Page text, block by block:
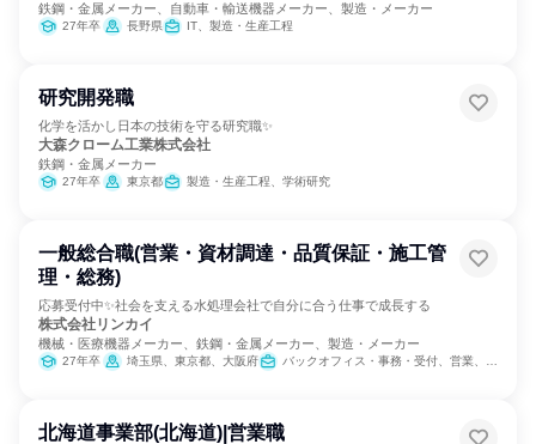
鉄鋼・金属メーカー、自動車・輸送機器メーカー、製造・メーカー
27年卒 長野県 IT、製造・生産工程
研究開発職
化学を活かし日本の技術を守る研究職✨
大森クローム工業株式会社
鉄鋼・金属メーカー
27年卒 東京都 製造・生産工程、学術研究
一般総合職(営業・資材調達・品質保証・施工管
理・総務)
応募受付中✨社会を支える水処理会社で自分に合う仕事で成長する
株式会社リンカイ
機械・医療機器メーカー、鉄鋼・金属メーカー、製造・メーカー
27年卒 埼玉県、東京都、大阪府 バックオフィス・事務・受付、営業、SCM/生産管理/購買/物流、経理/税務/財務、人事、総務、建築/土木/プラント専門職、製造・生産工程
北海道事業部(北海道)|営業職